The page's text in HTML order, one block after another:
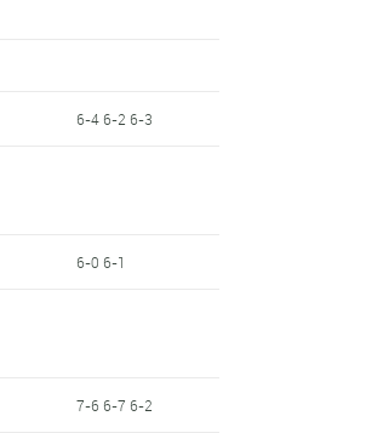
6-4 6-2 6-3
6-0 6-1
7-6 6-7 6-2